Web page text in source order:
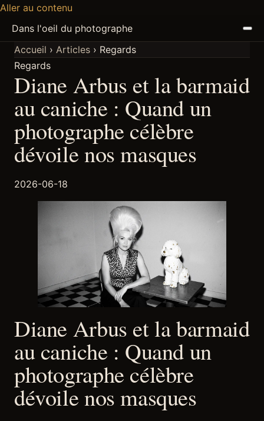
Aller au contenu
Dans l'oeil du photographe
ACCUEIL
ARTICLES
PODCAST
À PROPOS
DISCORD
Accueil › Articles › Regards
Regards
Diane Arbus et la barmaid
au caniche : Quand un
photographe célèbre
dévoile nos masques
2026-06-18
Diane Arbus et la barmaid
au caniche : Quand un
photographe célèbre
dévoile nos masques